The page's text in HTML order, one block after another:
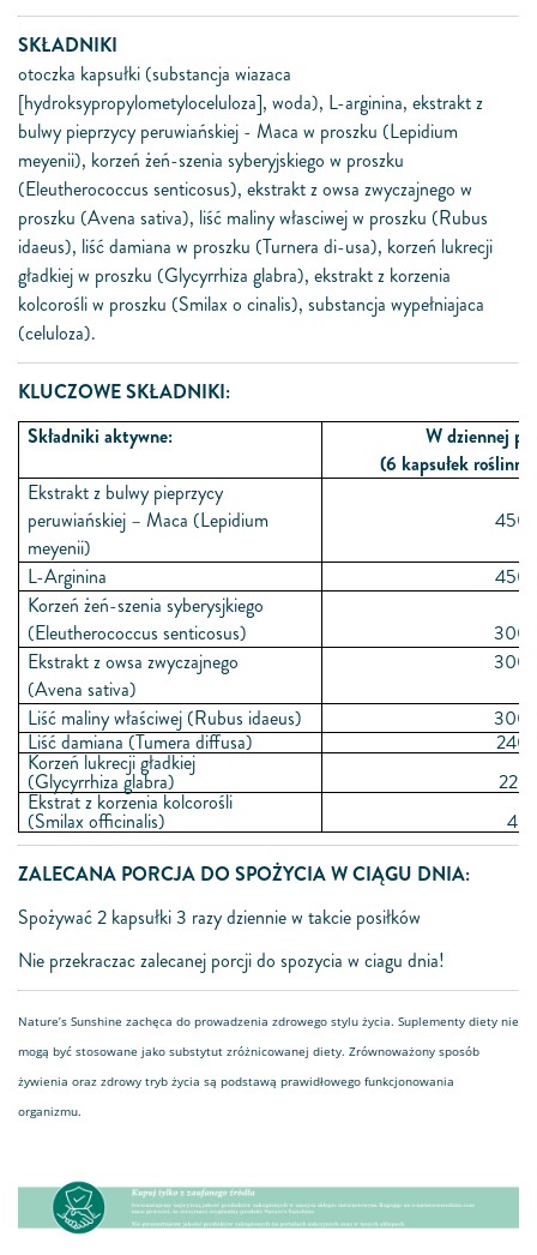
SKŁADNIKI
otoczka kapsułki (substancja wiazaca
[hydroksypropylometyloceluloza], woda), L-arginina, ekstrakt z
bulwy pieprzycy peruwiańskiej - Maca w proszku (Lepidium
meyenii), korzeń żeń-szenia syberyjskiego w proszku
(Eleutherococcus senticosus), ekstrakt z owsa zwyczajnego w
proszku (Avena sativa), liść maliny własciwej w proszku (Rubus
idaeus), liść damiana w proszku (Turnera di-usa), korzeń lukrecji
gładkiej w proszku (Glycyrrhiza glabra), ekstrakt z korzenia
kolcorośli w proszku (Smilax o cinalis), substancja wypełniajaca
(celuloza).
KLUCZOWE SKŁADNIKI:
Składniki aktywne:
W dziennej
(6 kapsułek
Ekstrakt z bulwy pieprzycy
peruwiańskiej – Maca (Lepidium
meyenii)
450
L-Arginina
450
Korzeń żeń-szenia syberysjkiego
(Eleutherococcus senticosus)
300
Ekstrakt z owsa zwyczajnego
(Avena sativa)
300
Liść maliny właściwej (Rubus idaeus)
300
Liść damiana (Tumera diffusa)
240
Korzeń lukrecji gładkiej
(Glycyrrhiza glabra) 228
Ekstrat z korzenia kolcorośli
(Smilax officinalis)
45
ZALECANA PORCJA DO SPOŻYCIA W CIĄGU DNIA:
Spożywać 2 kapsułki 3 razy dziennie w takcie posiłków
Nie przekraczac zalecanej porcji do spozycia w ciagu dnia!
Nature’s Sunshine zachęca do prowadzenia zdrowego stylu życia. Suplementy diety nie
mogą być stosowane jako substytut zróżnicowanej diety. Zrównoważony sposób
żywienia oraz zdrowy tryb życia są podstawą prawidłowego funkcjonowania
organizmu.